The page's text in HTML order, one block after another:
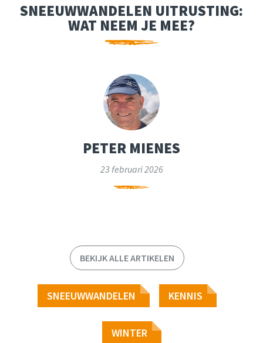
SNEEUWWANDELEN UITRUSTING:
WAT NEEM JE MEE?
PETER MIENES
23 februari 2026
BEKIJK ALLE ARTIKELEN
SNEEUWWANDELEN KENNIS
WINTER